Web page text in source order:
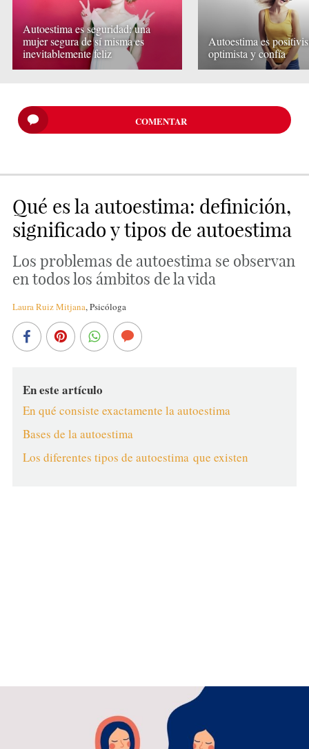
Autoestima es seguridad: una
mujer segura de sí misma es
inevitablemente feliz
Autoestima es
optimista y confía
COMENTAR
Qué es la autoestima: definición,
significado y tipos de autoestima
Los problemas de autoestima se observan
en todos los ámbitos de la vida
Laura Ruiz Mitjana,Psicóloga
En este artículo
En qué consiste exactamente la autoestima
Bases de la autoestima
Los diferentes tipos de autoestima que existen